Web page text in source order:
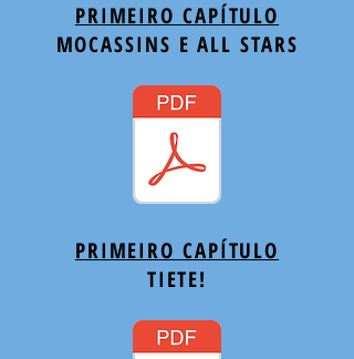
PRIMEIRO CAPÍTULO
MOCASSINS E ALL STARS
PRIMEIRO CAPÍTULO
TIETE!